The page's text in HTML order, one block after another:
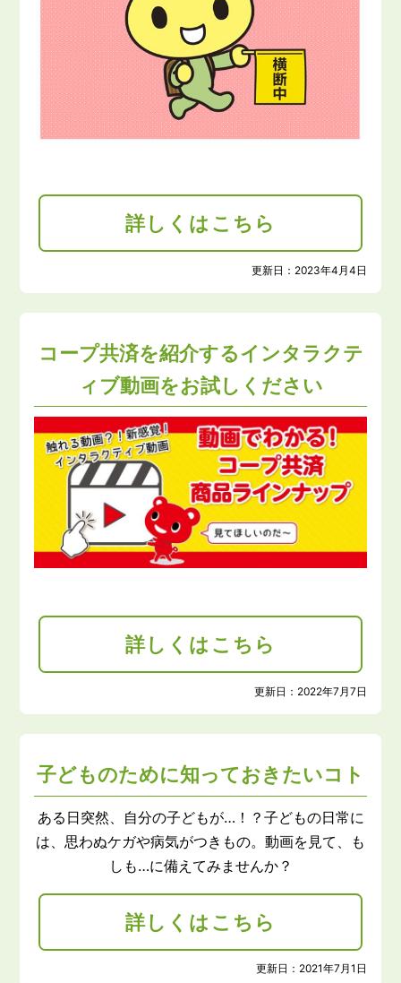
詳しくはこちら
更新日： 2023年4月4日
コープ共済を紹介するインタラクテ
ィブ動画をお試しください
詳しくはこちら
更新日： 2022年7月7日
子どものために知っておきたいコト
ある日突然、自分の子どもが…！？子どもの日常に
は、思わぬケガや病気がつきもの。動画を見て、も
しも…に備えてみませんか？
詳しくはこちら
更新日： 2021年7月1日